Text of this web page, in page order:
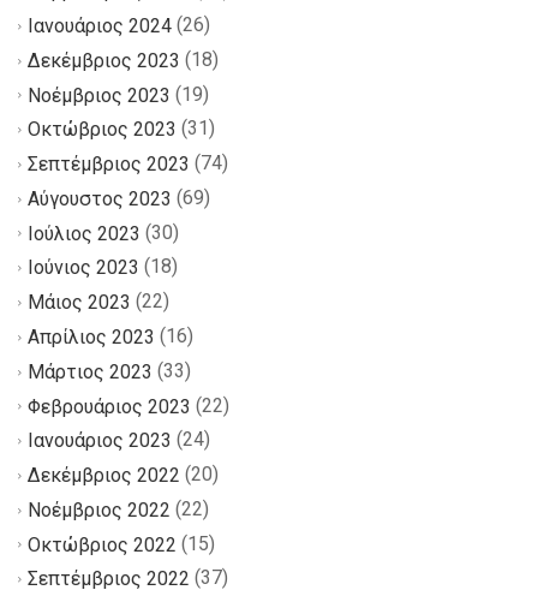
Ιανουάριος 2024 (26)
Δεκέμβριος 2023 (18)
Νοέμβριος 2023 (19)
Οκτώβριος 2023 (31)
Σεπτέμβριος 2023 (74)
Αύγουστος 2023 (69)
Ιούλιος 2023 (30)
Ιούνιος 2023 (18)
Μάιος 2023 (22)
Απρίλιος 2023 (16)
Μάρτιος 2023 (33)
Φεβρουάριος 2023 (22)
Ιανουάριος 2023 (24)
Δεκέμβριος 2022 (20)
Νοέμβριος 2022 (22)
Οκτώβριος 2022 (15)
Σεπτέμβριος 2022 (37)